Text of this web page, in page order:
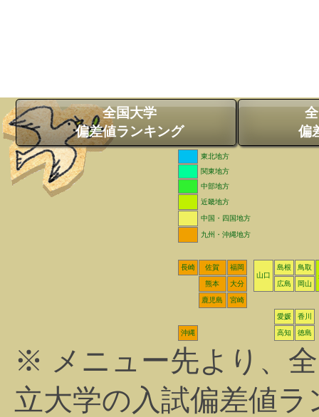
全国大学
偏差値ランキング
偏
東北地方
関東地方
中部地方
近畿地方
中国・四国地方
九州・沖縄地方
長崎 佐賀
福岡
山口
島根
鳥取
熊本
大分 広島 岡山
鹿児島 宮崎
愛媛 香川
沖縄 高知 徳島
※ メニュー先より、
立大学の入試偏差値